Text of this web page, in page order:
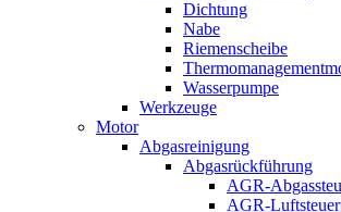
Dichtung
Nabe
Riemenscheibe
Wasserpumpe
Werkzeuge
Motor
Abgasreinigung
Abgasrückführung
AGR-
AGR-